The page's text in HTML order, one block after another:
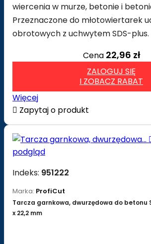
wiercenia w murze, betonie i
Przeznaczone do młotowiertarek
obrotowych z uchwytem SDS-plus.
Cena 22,96 zł
ZALOGUJ SIĘ
I ZOBACZ RABAT
Więcej
 Zapytaj o produkt
podgląd
Indeks: 951222
Marka: ProfiCut
Tarcza garnkowa, dwurzędowa do betonu
x 22,2 mm